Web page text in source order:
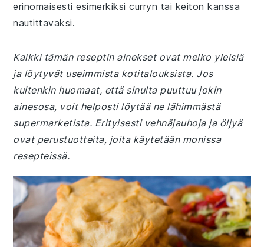
erinomaisesti esimerkiksi curryn tai keiton kanssa
nautittavaksi.
Kaikki tämän reseptin ainekset ovat melko yleisiä
ja löytyvät useimmista kotitalouksista. Jos
kuitenkin huomaat, että sinulta puuttuu jokin
ainesosa, voit helposti löytää ne lähimmästä
supermarketista. Erityisesti vehnäjauhoja ja öljyä
ovat perustuotteita, joita käytetään monissa
resepteissä.